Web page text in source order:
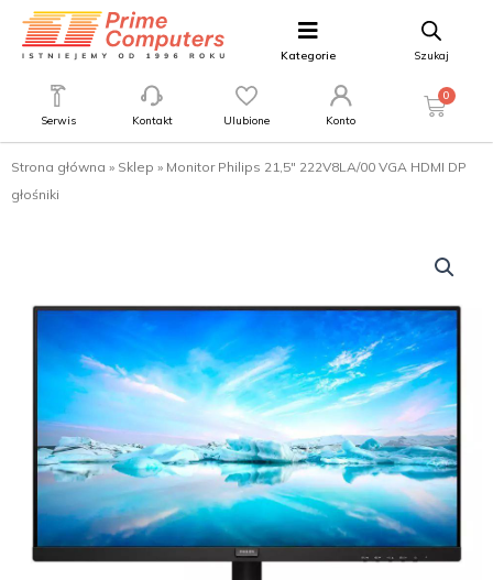
Kategorie Szukaj
Serwis Kontakt Ulubione Konto
0
Strona główna » Sklep » Monitor Philips 21,5″ 222V8LA/00 VGA HDMI DP
głośniki